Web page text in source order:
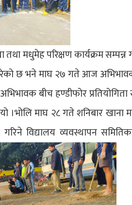
मधुमेह परिक्षण कार्यक्रम सम्पन्न
छ भने माघ २७ गते आज अभिभावक
बीच हण्डीफोर प्रतियोगिता
।भोलि माघ २८ गते शनिबार खाना
विद्यालय व्यवस्थापन